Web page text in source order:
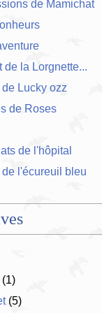
de Mamichat
de la Lorgnette...
Lucky ozz
de Roses
de l'hôpital
l'écureuil bleu
(1)
(5)